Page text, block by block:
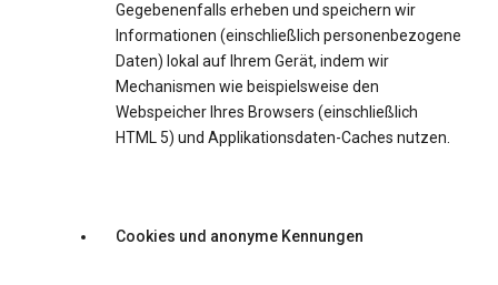
Gegebenenfalls erheben und speichern wir
Informationen (einschließlich personenbezogene
Daten) lokal auf Ihrem Gerät, indem wir
Mechanismen wie beispielsweise den
Webspeicher Ihres Browsers (einschließlich
HTML 5) und Applikationsdaten-Caches nutzen.
Cookies und anonyme Kennungen